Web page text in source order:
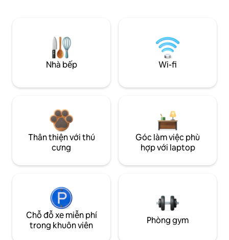
Nhà bếp Wi-fi
Thân thiện với thú
cưng
Góc làm việc phù
hợp với laptop
Chỗ đỗ xe miễn phí
trong khuôn viên
Phòng gym